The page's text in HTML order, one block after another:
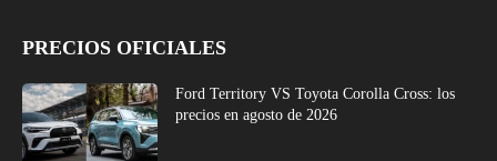
PRECIOS OFICIALES
Ford Territory VS Toyota Corolla Cross: los
precios en agosto de 2026